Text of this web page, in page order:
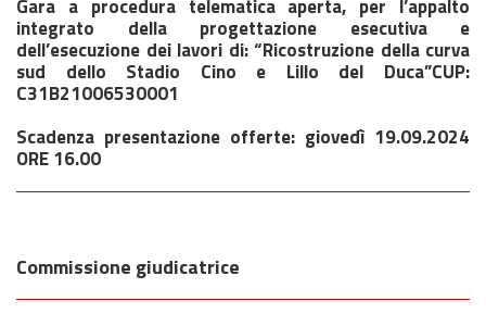
Gara a procedura telematica aperta, per l’appalto
integrato della progettazione esecutiva e
dell’esecuzione dei lavori di: “Ricostruzione della curva
sud dello Stadio Cino e Lillo del Duca”CUP:
C31B21006530001
Scadenza presentazione offerte: giovedì 19.09.2024
ORE 16.00
Commissione giudicatrice